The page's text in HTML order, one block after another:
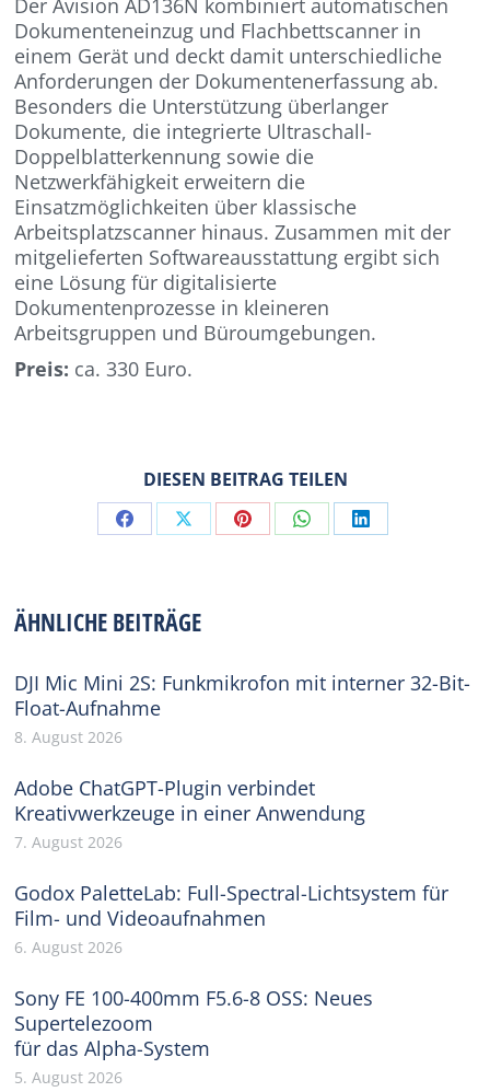
Der Avision AD136N kombiniert automatischen
Dokumenteneinzug und Flachbettscanner in
einem Gerät und deckt damit unterschiedliche
Anforderungen der Dokumentenerfassung ab.
Besonders die Unterstützung überlanger
Dokumente, die integrierte Ultraschall-
Doppelblatterkennung sowie die
Netzwerkfähigkeit erweitern die
Einsatzmöglichkeiten über klassische
Arbeitsplatzscanner hinaus. Zusammen mit der
mitgelieferten Softwareausstattung ergibt sich
eine Lösung für digitalisierte
Dokumentenprozesse in kleineren
Arbeitsgruppen und Büroumgebungen.
Preis: ca. 330 Euro.
DIESEN BEITRAG TEILEN
Share Share Share Share Share
ÄHNLICHE BEITRÄGE
DJI Mic Mini 2S: Funkmikrofon mit interner 32-Bit-
Float-Aufnahme
8. August 2026
Adobe ChatGPT-Plugin verbindet
Kreativwerkzeuge in einer Anwendung
7. August 2026
Godox PaletteLab: Full-Spectral-Lichtsystem für
Film- und Videoaufnahmen
6. August 2026
Sony FE 100-400mm F5.6-8 OSS: Neues
Supertelezoom
für das Alpha-System
5. August 2026